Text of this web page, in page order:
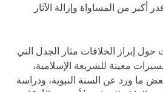
أكبر من المساواة وإزالة الآثار
إبراز الخلافات مثار الجدل التي
معينة للشريعة الإسلامية،
ما ورد عن السنة النبوية، ودراسة